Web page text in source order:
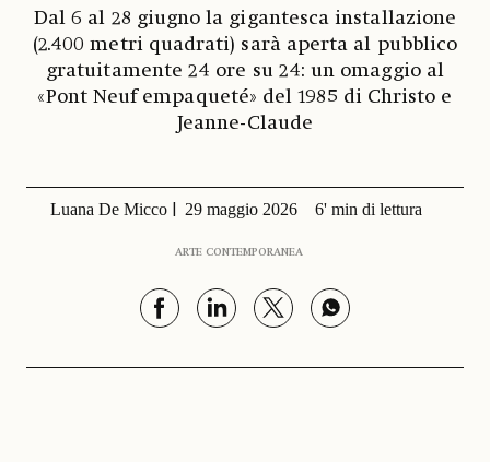
Dal 6 al 28 giugno la gigantesca installazione
(2.400 metri quadrati) sarà aperta al pubblico
gratuitamente 24 ore su 24: un omaggio al
«Pont Neuf empaqueté» del 1985 di Christo e
Jeanne-Claude
Luana De Micco 29 maggio 2026 6' min di lettura
ARTE CONTEMPORANEA